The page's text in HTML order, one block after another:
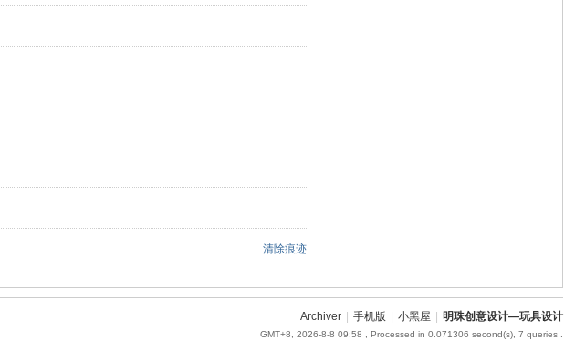
清除痕迹
Archiver 手机版 小黑屋 明珠创意设计—玩具设计
GMT+8, 2026-8-8 09:58 , Processed in 0.071306 second(s), 7 queries .